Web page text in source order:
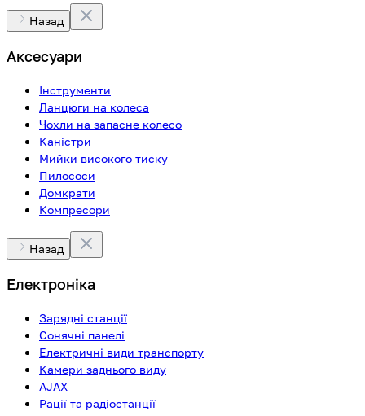
Назад
Аксесуари
Інструменти
Ланцюги на колеса
Чохли на запасне колесо
Каністри
Мийки високого тиску
Пилососи
Домкрати
Компресори
Назад
Електроніка
Зарядні станції
Сонячні панелі
Електричні види транспорту
Камери заднього виду
AJAX
Рації та радіостанції